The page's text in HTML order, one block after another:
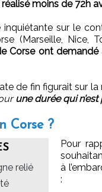
moins de 72h
inquiétante sur le
(Marseille, Nice,
Corse ont
de fin figurait sur
une durée qui n’est
Corse ?
relié
Pour
à
: